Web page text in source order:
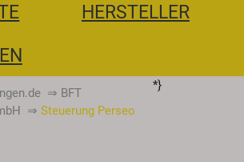
HERSTELLER
⇒ BFT
⇒ Steuerung Perseo
*}